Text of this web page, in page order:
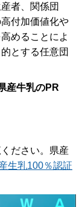
者、関係団
付加価値化や
めることによ
とする任意団
産牛乳のPR
ださい。県産
生乳100％認証